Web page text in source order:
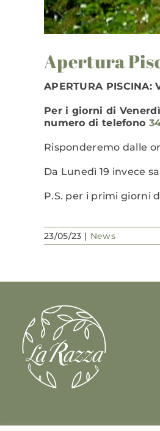
Apertura
APERTURA PISCINA:
Per i giorni di
numero di telefono
Risponderemo dalle
Da Lunedì 19 invece
P.S. per i primi giorni
23/05/23 | News